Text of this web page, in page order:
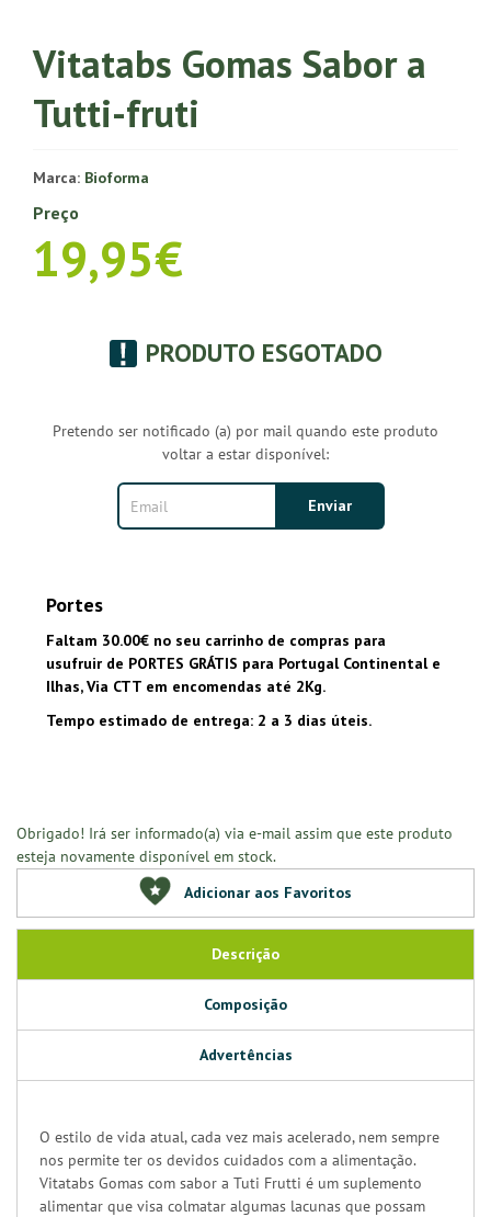
Vitatabs Gomas Sabor a
Tutti-fruti
Marca: Bioforma
Preço
19,95€
PRODUTO ESGOTADO
Pretendo ser notificado (a) por mail quando este produto
voltar a estar disponível:
Portes
Faltam 30.00€ no seu carrinho de compras para
usufruir de PORTES GRÁTIS para Portugal Continental e
Ilhas, Via CTT em encomendas até 2Kg.
Tempo estimado de entrega: 2 a 3 dias úteis.
Obrigado! Irá ser informado(a) via e-mail assim que este produto
esteja novamente disponível em stock.
Adicionar aos Favoritos
Descrição
Composição
Advertências
O estilo de vida atual, cada vez mais acelerado, nem sempre
nos permite ter os devidos cuidados com a alimentação.
Vitatabs Gomas com sabor a Tuti Frutti é um suplemento
alimentar que visa colmatar algumas lacunas que possam